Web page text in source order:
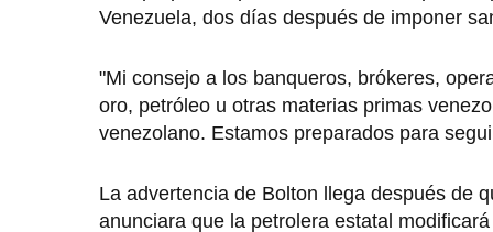
Venezuela, dos días después de imponer
"Mi consejo a los banqueros, brókeres,
oro, petróleo u otras materias primas
venezolano. Estamos preparados para
La advertencia de Bolton llega después de
anunciara que la petrolera estatal